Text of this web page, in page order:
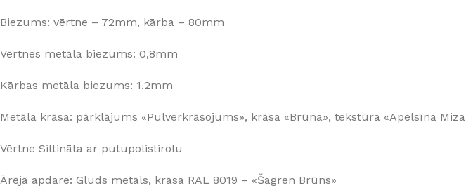
Biezums: vērtne – 72mm, kārba – 80mm
Vērtnes metāla biezums: 0,8mm
Kārbas metāla biezums: 1.2mm
Metāla krāsa: pārklājums «Pulverkrāsojums», krāsa «Brūna», tekstūra «Apelsīna
Vērtne Siltināta ar putupolistirolu
Ārējā apdare: Gluds metāls, krāsa RAL 8019 – «Šagren Brūns»